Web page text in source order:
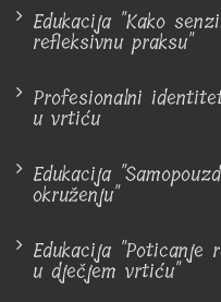
Edukacija "Kako
refleksivnu praksu"
Profesionalni
u vrtiću
Edukacija
okruženju"
Edukacija "Poticanje
u dječjem vrtiću"